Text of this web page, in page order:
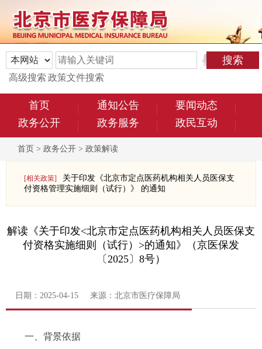
首页 通知公告
要闻动态
政务公开
政务服务 政民互动
高级搜索 政策文件搜索
首页 > 政务公开 > 政策解读
[相关政策]
关于印发《北京市定点医药机构相关人员医保支
付资格管理实施细则（试行）》 的通知
解读《关于印发<北京市定点医药机构相关人员医保支
付资格实施细则（试行）>的通知》（京医保发
〔2025〕8号）
日期：2025-04-15 来源：北京市医疗保障局
一、背景依据